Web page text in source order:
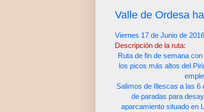
Valle de Ordesa
Viernes 17 de Junio de 2016
Descripción de la ruta:
Ruta de fin de semana
los picos más altos del
Salimos de Illescas a las 6
de paradas para
aparcamiento situado en